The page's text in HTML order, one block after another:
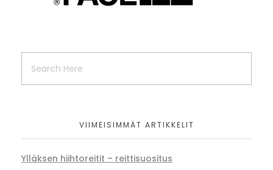
VIIMEISIMMÄT ARTIKKELIT
Ylläksen hiihtoreitit – reittisuositus